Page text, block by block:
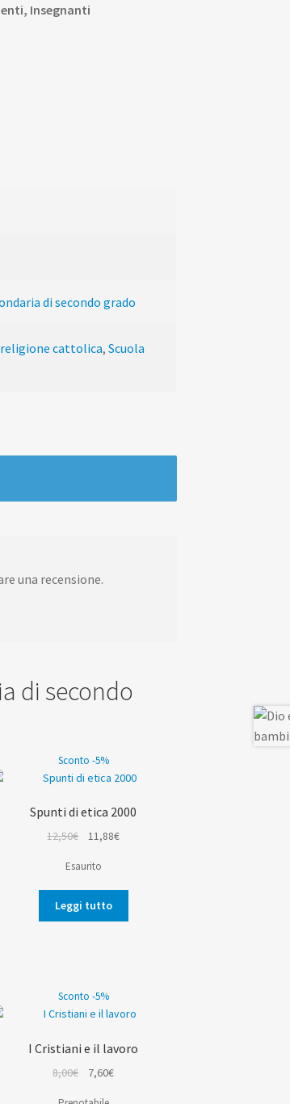
Insegnanti
di secondo grado
cattolica, Scuola
una recensione.
di secondo
Sconto -5%
Spunti di etica 2000
12,50€
originale
era:
12,50€.
11,88€Il
è:
Esaurito
Leggi tutto
Sconto -5%
I Cristiani e il lavoro
8,00€ 7,60€Il